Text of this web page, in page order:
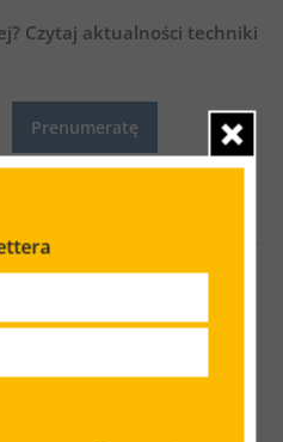
Czytaj aktualności techniki
Prenumeratę
na inwestycje w
z Nepalu. W jakim języku